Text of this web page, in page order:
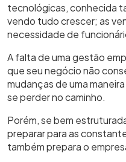
tecnológicas, conhecida
vendo tudo crescer; as
necessidade de
A falta de uma gestão
que seu negócio não
mudanças de uma
se perder no caminho.
Porém, se bem
preparar para as
também prepara o